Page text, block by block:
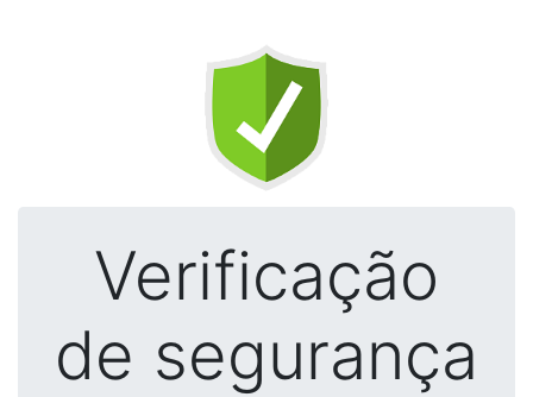
Verificação
de segurança